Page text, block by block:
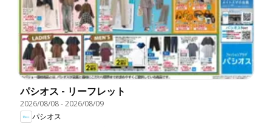
パシオス - リーフレット
2026/08/08-2026/08/09
パシオス